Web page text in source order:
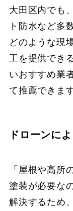
大田区内でも
ト防水など多
どのような現
工を提供でき
いおすすめ業
て推薦できます
ドローンに
「屋根や高所
塗装が必要な
解決するため